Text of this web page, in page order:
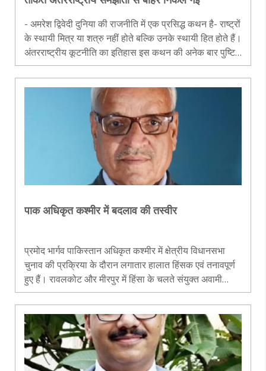
- अमरेश द्विवेदी दुनिया की राजनीति में एक प्रसिद्ध कथन है- राष्ट्रों
के स्थायी मित्र या शत्रु नहीं होते बल्कि उनके स्थायी हित होते हैं।
अंतरराष्ट्रीय कूटनीति का इतिहास इस कथन की अनेक बार पुष्टि
करता है। जब भी किसी वैश्विक संधि, समझौते या अंतरराष..
पाक अधिकृत कश्मीर में बदलाव की तस्वीर
प्रमोद भार्गव पाकिस्तान अधिकृत कश्मीर में क्षेत्रीय विधानसभा
चुनाव की प्रक्रिया के दौरान लगातार हालात हिंसक एवं तनावपूर्ण
हुए हैं। रावलकोट और मीरपुर में हिंसा के चलते संयुक्त अवामी
एक्शन कमेटी (जेएएसी) के निहत्थे प्रदर्शनकारियों पर सुरक्षा बलों
न..